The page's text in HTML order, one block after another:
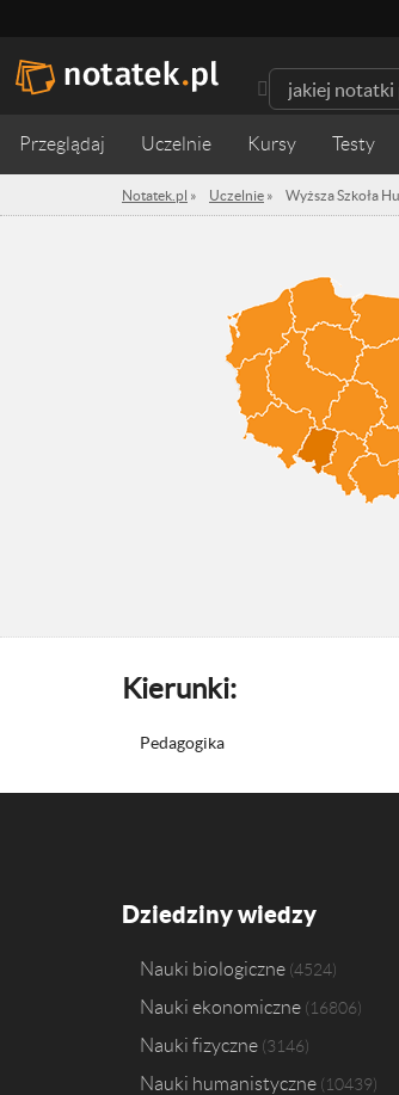
Przeglądaj Uczelnie Kursy Testy
Notatek.pl » Uczelnie » Wyższa Szkoła
Kierunki:
Pedagogika
Dziedziny wiedzy
Nauki biologiczne 4524
Nauki ekonomiczne 16806
Nauki fizyczne 3146
Nauki humanistyczne 10439